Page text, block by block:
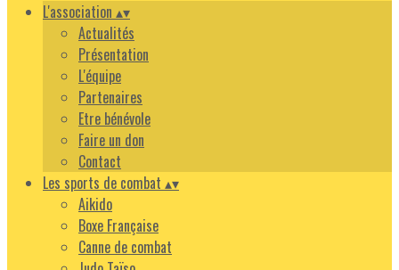
L'association ▴▾
Actualités
Présentation
L'équipe
Partenaires
Etre bénévole
Faire un don
Contact
Les sports de combat ▴▾
Aikido
Boxe Française
Canne de combat